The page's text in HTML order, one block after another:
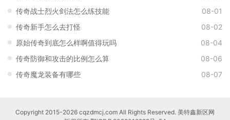
传奇战士烈火剑法怎么练技能
08-01
传奇新手怎么去打怪
08-02
原始传奇到底怎么样啊值得玩吗
08-04
传奇防御和攻击的比例怎么算
08-06
传奇魔龙装备有哪些
08-07
Copyright 2015-2026 cqzdmcj.com All Rights Reserved. 美特鑫新区网